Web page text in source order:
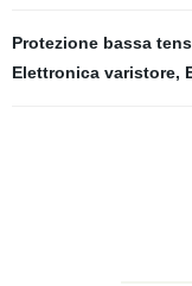
Protezione bassa
Elettronica varistore,